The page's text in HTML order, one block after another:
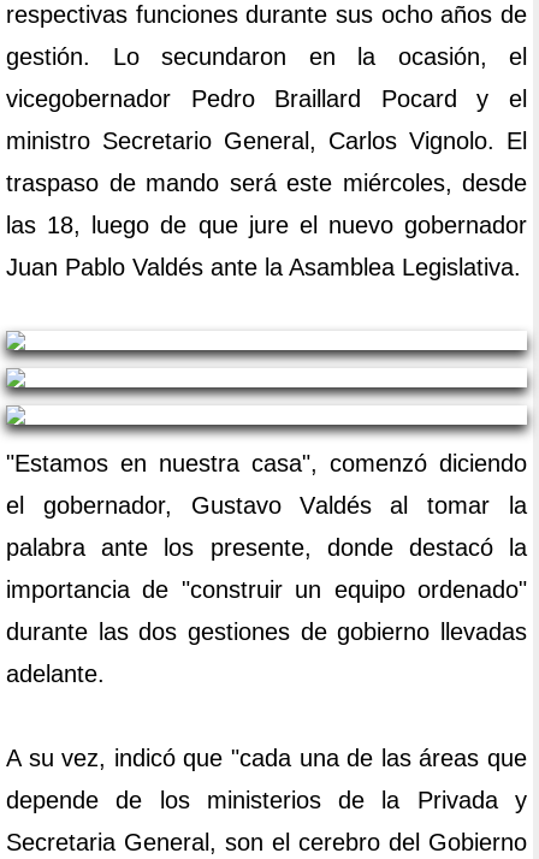
respectivas funciones durante sus ocho años de
gestión. Lo secundaron en la ocasión, el
vicegobernador Pedro Braillard Pocard y el
ministro Secretario General, Carlos Vignolo. El
traspaso de mando será este miércoles, desde
las 18, luego de que jure el nuevo gobernador
Juan Pablo Valdés ante la Asamblea Legislativa.
"Estamos en nuestra casa", comenzó diciendo
el gobernador, Gustavo Valdés al tomar la
palabra ante los presente, donde destacó la
importancia de "construir un equipo ordenado"
durante las dos gestiones de gobierno llevadas
adelante.
A su vez, indicó que "cada una de las áreas que
depende de los ministerios de la Privada y
Secretaria General, son el cerebro del Gobierno